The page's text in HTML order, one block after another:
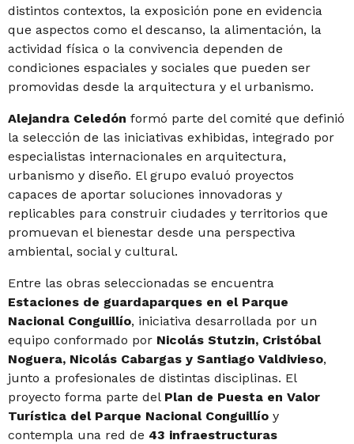
distintos contextos, la exposición pone en evidencia
que aspectos como el descanso, la alimentación, la
actividad física o la convivencia dependen de
condiciones espaciales y sociales que pueden ser
promovidas desde la arquitectura y el urbanismo.
Alejandra Celedón formó parte del comité que definió
la selección de las iniciativas exhibidas, integrado por
especialistas internacionales en arquitectura,
urbanismo y diseño. El grupo evaluó proyectos
capaces de aportar soluciones innovadoras y
replicables para construir ciudades y territorios que
promuevan el bienestar desde una perspectiva
ambiental, social y cultural.
Entre las obras seleccionadas se encuentra
Estaciones de guardaparques en el Parque
Nacional Conguillío, iniciativa desarrollada por un
equipo conformado por Nicolás Stutzin, Cristóbal
Noguera, Nicolás Cabargas y Santiago Valdivieso,
junto a profesionales de distintas disciplinas. El
proyecto forma parte del Plan de Puesta en Valor
Turística del Parque Nacional Conguillío y
contempla una red de 43 infraestructuras